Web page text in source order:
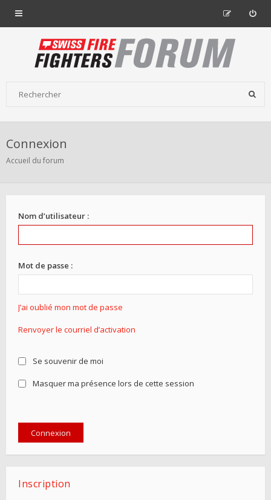
Connexion
Accueil du forum
Nom d’utilisateur :
Mot de passe :
J’ai oublié mon mot de passe
Renvoyer le courriel d’activation
Se souvenir de moi
Masquer ma présence lors de cette session
Inscription